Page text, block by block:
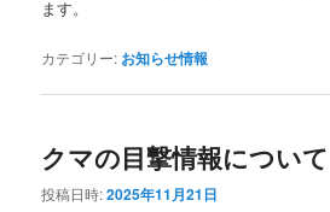
ます。
カテゴリー: お知らせ情報
クマの目撃情報について
投稿日時:2025年11月21日